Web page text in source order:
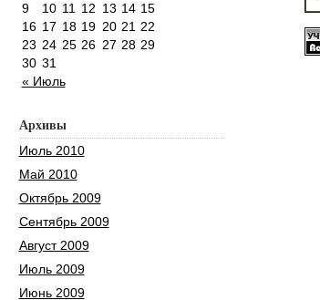
« Июль
9
10 11 12 13 14 15
16 17 18 19 20 21 22
23 24 25 26 27 28 29
30 31
Архивы
Июль 2010
Май 2010
Октябрь 2009
Сентябрь 2009
Август 2009
Июль 2009
Июнь 2009